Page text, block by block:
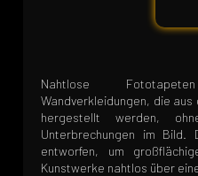
Nahtlose
Wandverkleidungen, die
hergestellt werden,
Unterbrechungen im Bild.
entworfen, um
Kunstwerke nahtlos über